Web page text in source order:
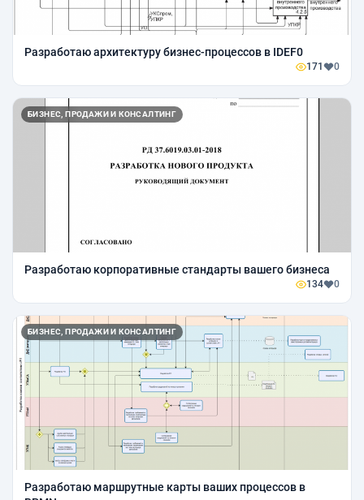
Разработаю архитектуру бизнес-процессов в IDEF0
171 0
БИЗНЕС, ПРОДАЖИ И КОНСАЛТИНГ
Разработаю корпоративные стандарты вашего бизнеса
134 0
БИЗНЕС, ПРОДАЖИ И КОНСАЛТИНГ
Разработаю маршрутные карты ваших процессов в